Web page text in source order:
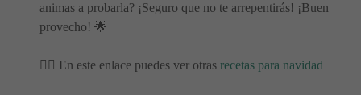
animas a probarla? ¡Seguro que no te arrepentirás! ¡Buen
provecho! 🌟
👉🏻 En este enlace puedes ver otras recetas para navidad